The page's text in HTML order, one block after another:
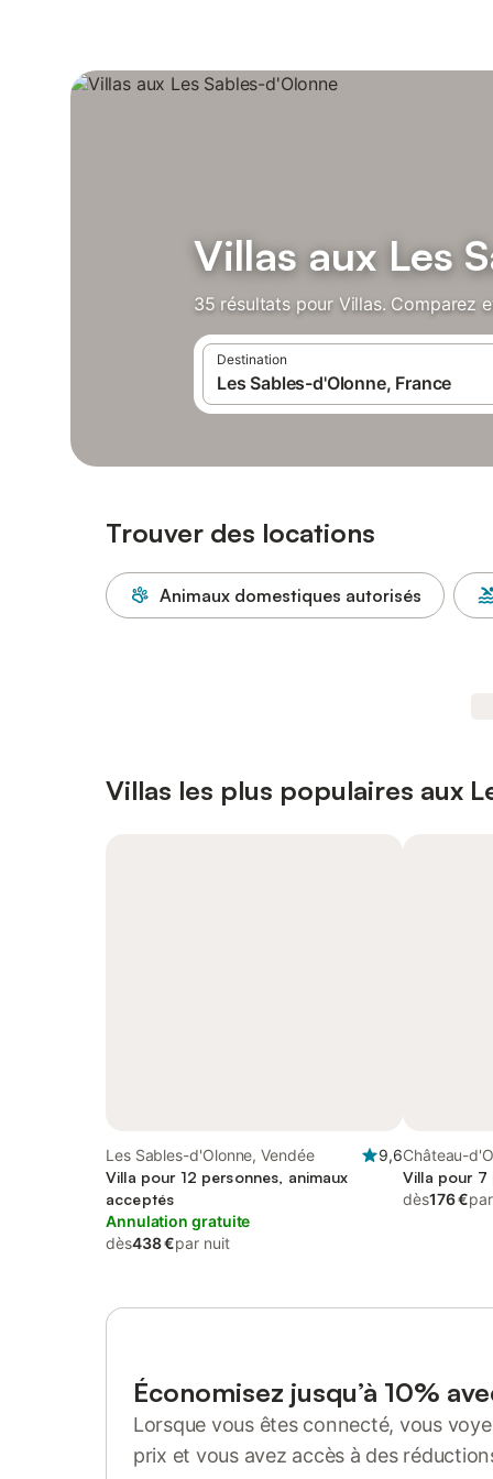
Villas aux Les
35 résultats pour Villas. Comparez
Destination
Trouver des locations
Animaux domestiques autorisés
Villas les plus populaires aux
Les Sables-d'Olonne, Vendée
9,6
Villa pour 12 personnes, animaux
acceptés
Annulation gratuite
dès438 €par nuit
Château-
Villa pour 7
dès176 €
Économisez jusqu’à 10%
Lorsque vous êtes connecté, vous
prix et vous avez accès à des